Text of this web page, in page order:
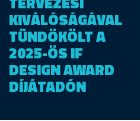
KIVÁLÓSÁGÁVAL
TÜNDÖKÖLT A
2025-ÖS IF
DESIGN AWARD
DÍJÁTADÓN